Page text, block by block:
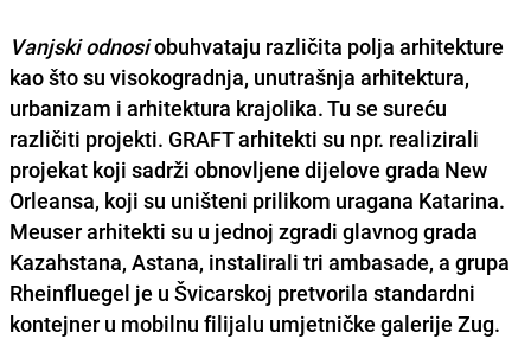
Vanjski odnosiobuhvataju različita polja arhitekture
kao što su visokogradnja, unutrašnja arhitektura,
urbanizam i arhitektura krajolika. Tu se sureću
različiti projekti. GRAFT arhitekti su npr. realizirali
projekat koji sadrži obnovljene dijelove grada New
Orleansa, koji su uništeni prilikom uragana Katarina.
Meuserarhitekti su u jednoj zgradi glavnog grada
Kazahstana, Astana, instalirali tri ambasade, a grupa
Rheinfluegel je u Švicarskoj pretvorila standardni
kontejner u mobilnu filijalu umjetničke galerije Zug.